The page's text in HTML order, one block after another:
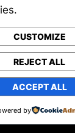
Powered by
© Hot
Pedas
HoThemes
CUSTOMIZE
REJECT ALL
ACCEPT ALL
by